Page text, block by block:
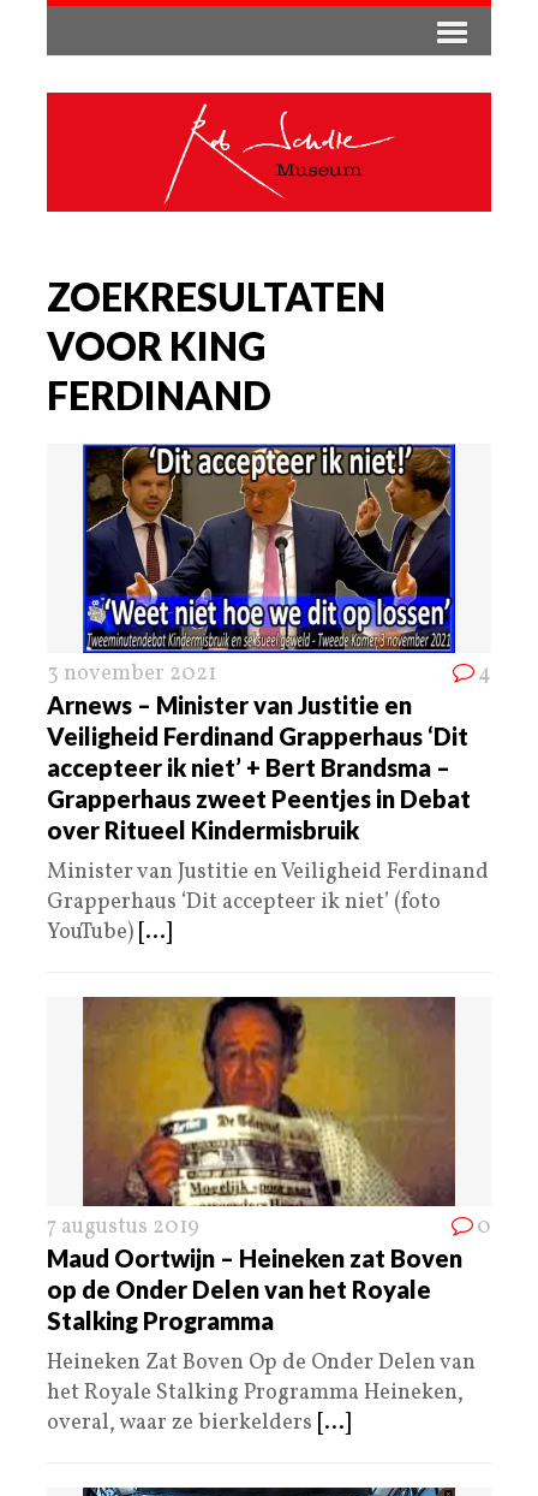
ZOEKRESULTATEN
VOOR KING
FERDINAND
3 november 2021 4
Arnews – Minister van Justitie en
Veiligheid Ferdinand Grapperhaus ‘Dit
accepteer ik niet’ + Bert Brandsma –
Grapperhaus zweet Peentjes in Debat
over Ritueel Kindermisbruik
Minister van Justitie en Veiligheid Ferdinand
Grapperhaus ‘Dit accepteer ik niet’ (foto
YouTube) [...]
7 augustus 2019 0
Maud Oortwijn – Heineken zat Boven
op de Onder Delen van het Royale
Stalking Programma
Heineken Zat Boven Op de Onder Delen van
het Royale Stalking Programma Heineken,
overal, waar ze bierkelders [...]